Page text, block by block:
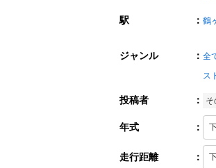
駅 ： 鶴
ジャンル ： 全
ス
投稿者 ： そ
年式 ：
走行距離 ：